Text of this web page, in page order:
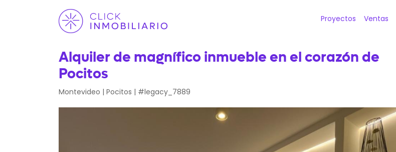
Proyectos Ventas
Alquiler de magnífico inmueble en el corazón de
Pocitos
Montevideo | Pocitos | #legacy_7889